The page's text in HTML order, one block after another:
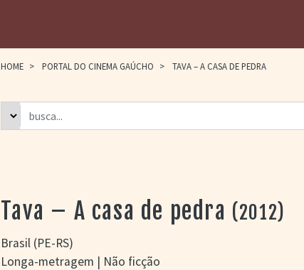
HOME > PORTAL DO CINEMA GAÚCHO > TAVA – A CASA DE PEDRA
Tava – A casa de pedra (2012)
Brasil (PE-RS)
Longa-metragem | Não ficção